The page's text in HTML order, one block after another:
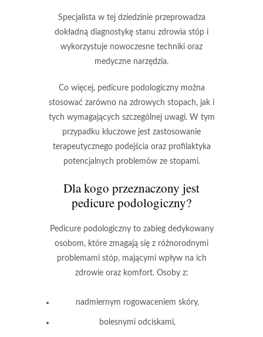
Specjalista w tej dziedzinie przeprowadza
dokładną diagnostykę stanu zdrowia stóp i
wykorzystuje nowoczesne techniki oraz
medyczne narzędzia.
Co więcej, pedicure podologicznymożna
stosować zarówno na zdrowych stopach, jak i
tych wymagających szczególnej uwagi. W tym
przypadku kluczowe jest zastosowanie
terapeutycznego podejścia oraz profilaktyka
potencjalnych problemów ze stopami.
Dla kogo przeznaczony jest
pedicure podologiczny?
Pedicure podologicznyto zabieg dedykowany
osobom, które zmagają się z różnorodnymi
problemami stóp, mającymi wpływ na ich
zdrowie oraz komfort. Osoby z:
nadmiernym rogowaceniem skóry,
bolesnymi odciskami,